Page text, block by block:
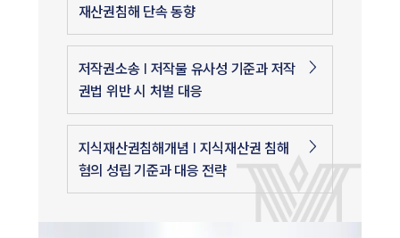
재산권침해 단속 동향
저작권소송 | 저작물 유사성 기준과 저작
권법 위반 시 처벌 대응
지식재산권침해개념 | 지식재산권 침해
혐의 성립 기준과 대응 전략